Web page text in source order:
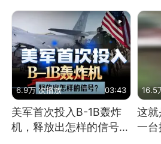
6.9万 次播放 03:43
美军首次投入B-1B轰炸
机，释放出怎样的信号？
16.5
这
一台